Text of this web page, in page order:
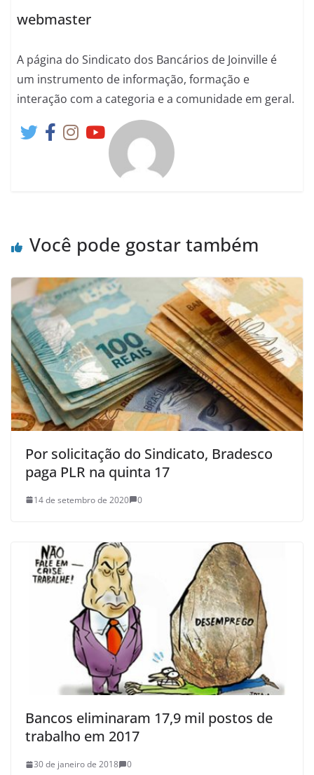
webmaster
A página do Sindicato dos Bancários de Joinville é
um instrumento de informação, formação e
interação com a categoria e a comunidade em geral.
Você pode gostar também
Por solicitação do Sindicato, Bradesco
paga PLR na quinta 17
14 de setembro de 2020 0
Bancos eliminaram 17,9 mil postos de
trabalho em 2017
30 de janeiro de 2018 0